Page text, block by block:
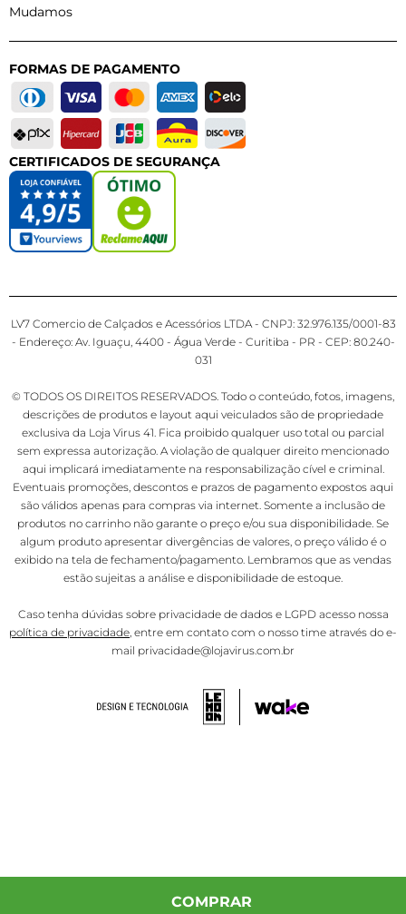
COMPRAR
Mudamos
FORMAS DE PAGAMENTO
CERTIFICADOS DE SEGURANÇA
LV7 Comercio de Calçados e Acessórios LTDA - CNPJ: 32.976.135/0001-83
- Endereço: Av. Iguaçu, 4400 - Água Verde - Curitiba - PR - CEP: 80.240-
031
© TODOS OS DIREITOS RESERVADOS. Todo o conteúdo, fotos, imagens,
descrições de produtos e layout aqui veiculados são de propriedade
exclusiva da Loja Virus 41. Fica proibido qualquer uso total ou parcial
sem expressa autorização. A violação de qualquer direito mencionado
aqui implicará imediatamente na responsabilização cível e criminal.
Eventuais promoções, descontos e prazos de pagamento expostos aqui
são válidos apenas para compras via internet. Somente a inclusão de
produtos no carrinho não garante o preço e/ou sua disponibilidade. Se
algum produto apresentar divergências de valores, o preço válido é o
exibido na tela de fechamento/pagamento. Lembramos que as vendas
estão sujeitas a análise e disponibilidade de estoque.
Caso tenha dúvidas sobre privacidade de dados e LGPD acesso nossa
política de privacidade, entre em contato com o nosso time através do e-
mail privacidade@lojavirus.com.br